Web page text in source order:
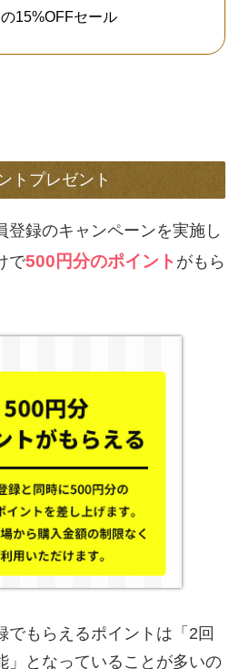
15%OFFセール
トプレゼント
登録のキャンペーンを実施し
で500円分のポイント がもら
でもらえるポイントは「2回
」となっていることが多いの